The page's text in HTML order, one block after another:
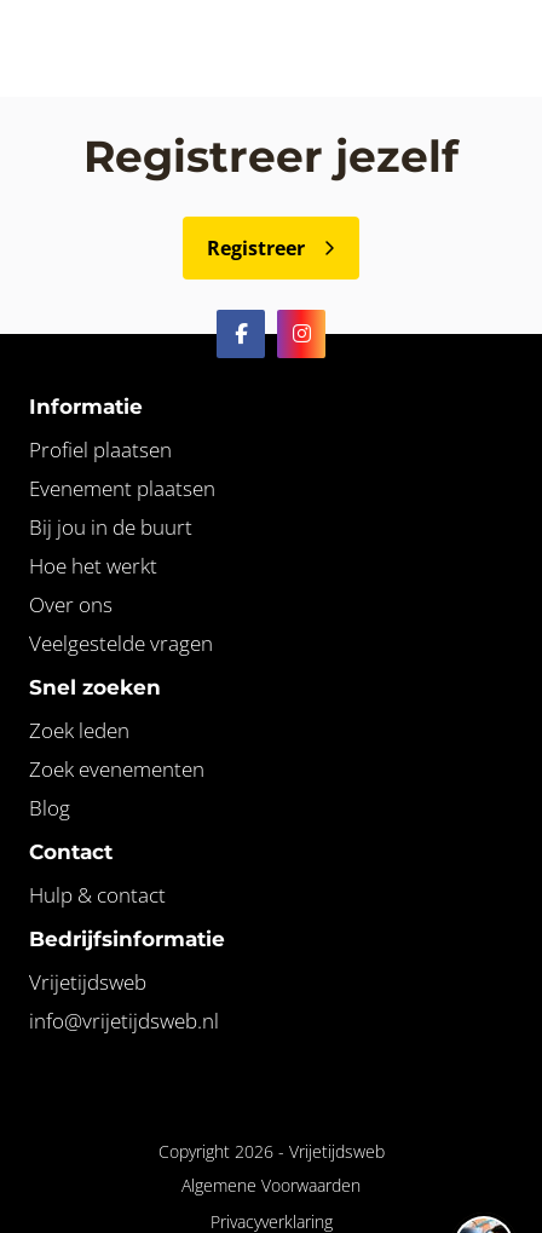
Registreer jezelf
Registreer
Informatie
Profiel plaatsen
Evenement plaatsen
Bij jou in de buurt
Hoe het werkt
Over ons
Veelgestelde vragen
Snel zoeken
Zoek leden
Zoek evenementen
Blog
Contact
Hulp & contact
Bedrijfsinformatie
Vrijetijdsweb
info@vrijetijdsweb.nl
Copyright 2026 - Vrijetijdsweb
Algemene Voorwaarden
Privacyverklaring